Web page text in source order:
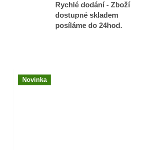
Rychlé dodání - Zboží
dostupné skladem
posíláme do 24hod.
Novinka